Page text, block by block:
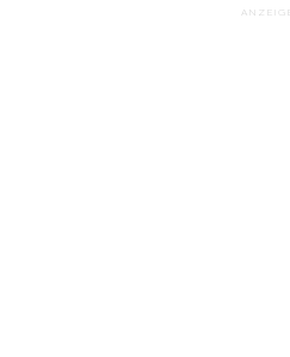
ANZEIGE